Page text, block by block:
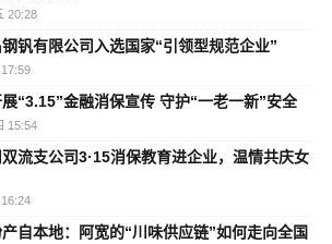
20:28
钒有限公司入选国家“引领型规范企业”
“3.15”金融消保宣传 守护“一老一新”安全
15:54
流支公司3·15消保教育进企业，温情共庆女
自本地：阿宽的“川味供应链”如何走向全国